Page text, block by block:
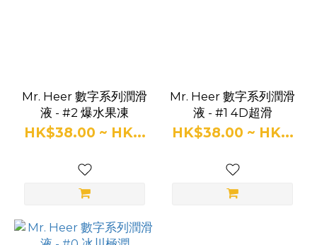
Mr. Heer 數字系列潤滑
液 - #2 爆水果凍
HK$38.00 ~ HK...
Mr. Heer 數字系列潤滑
液 - #1 4D超滑
HK$38.00 ~ HK...